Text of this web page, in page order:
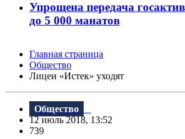
Упрощена передача
до 5 000 манатов
Главная страница
Общество
Лицеи «Истек» уходят
Общество
12 июль 2018, 13:52
739